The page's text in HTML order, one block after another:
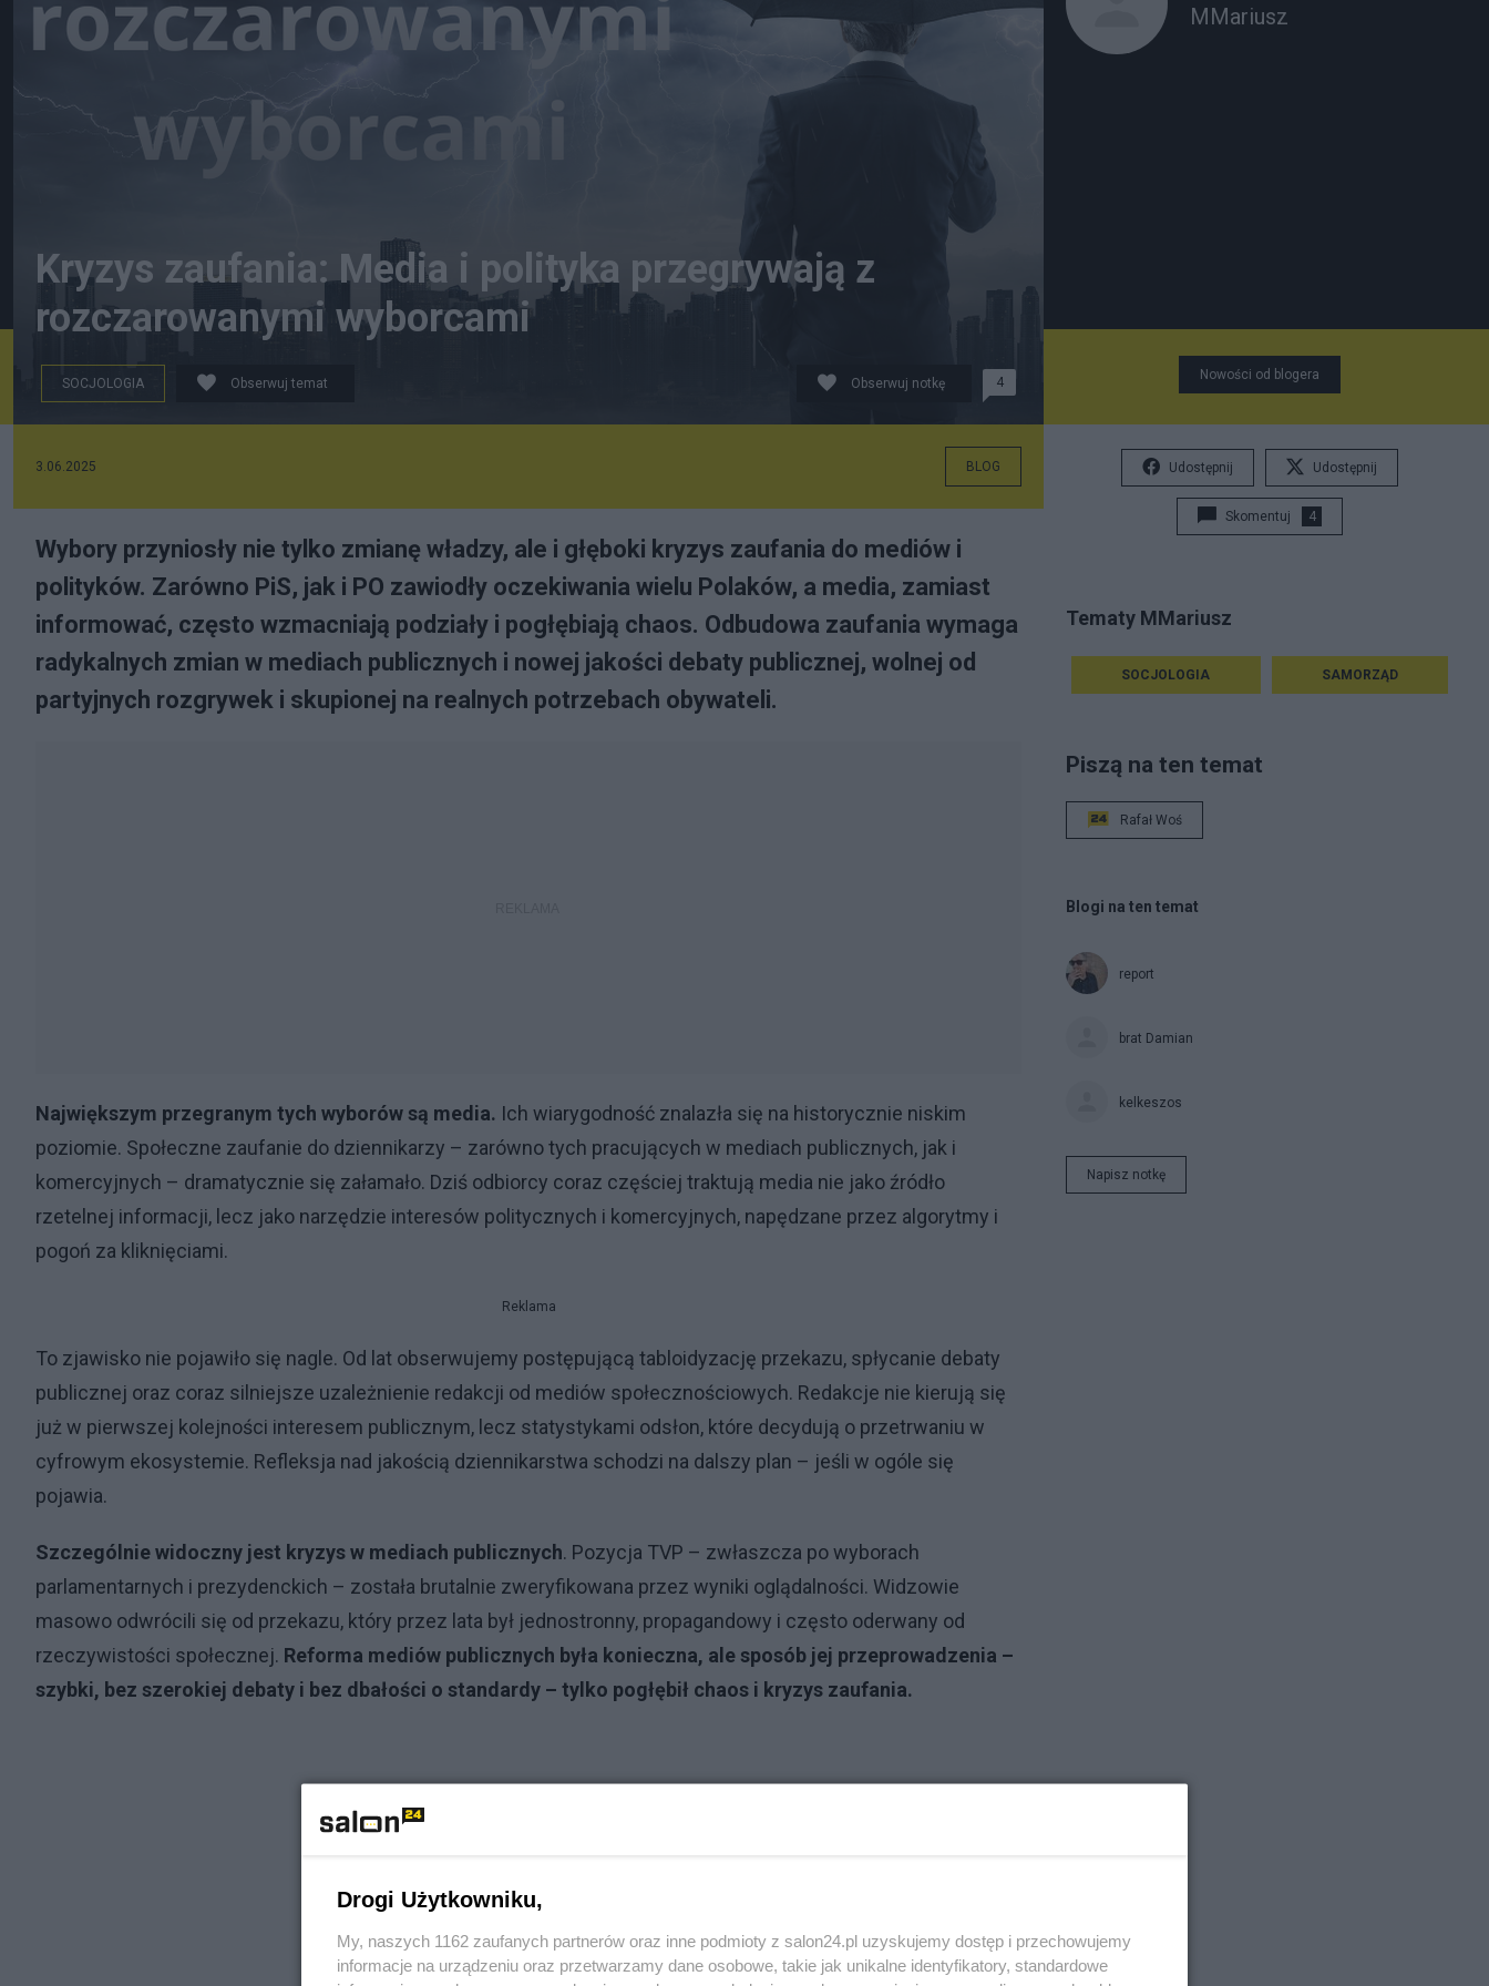
Kryzys zaufania: Media i polityka przegrywają z
rozczarowanymi wyborcami
SOCJOLOGIA Obserwuj temat Obserwuj notkę 4
3.06.2025 BLOG
Wybory przyniosły nie tylko zmianę władzy, ale i głęboki kryzys zaufania do mediów i
polityków. Zarówno PiS, jak i PO zawiodły oczekiwania wielu Polaków, a media, zamiast
informować, często wzmacniają podziały i pogłębiają chaos. Odbudowa zaufania wymaga
radykalnych zmian w mediach publicznych i nowej jakości debaty publicznej, wolnej od
partyjnych rozgrywek i skupionej na realnych potrzebach obywateli.
Największym przegranym tych wyborów są media. Ich wiarygodność znalazła się na historycznie niskim
poziomie. Społeczne zaufanie do dziennikarzy – zarówno tych pracujących w mediach publicznych, jak i
komercyjnych – dramatycznie się załamało. Dziś odbiorcy coraz częściej traktują media nie jako źródło
rzetelnej informacji, lecz jako narzędzie interesów politycznych i komercyjnych, napędzane przez algorytmy i
pogoń za kliknięciami.
Reklama
To zjawisko nie pojawiło się nagle. Od lat obserwujemy postępującą tabloidyzację przekazu, spłycanie debaty
publicznej oraz coraz silniejsze uzależnienie redakcji od mediów społecznościowych. Redakcje nie kierują się
już w pierwszej kolejności interesem publicznym, lecz statystykami odsłon, które decydują o przetrwaniu w
cyfrowym ekosystemie. Refleksja nad jakością dziennikarstwa schodzi na dalszy plan – jeśli w ogóle się
pojawia.
Szczególnie widoczny jest kryzys w mediach publicznych. Pozycja TVP – zwłaszcza po wyborach
parlamentarnych i prezydenckich – została brutalnie zweryfikowana przez wyniki oglądalności. Widzowie
masowo odwrócili się od przekazu, który przez lata był jednostronny, propagandowy i często oderwany od
rzeczywistości społecznej. Reforma mediów publicznych była konieczna, ale sposób jej przeprowadzenia –
szybki, bez szerokiej debaty i bez dbałości o standardy – tylko pogłębił chaos i kryzys zaufania.
MMariusz
Nowości od blogera
Udostępnij Udostępnij
Skomentuj 4
Tematy MMariusz
SOCJOLOGIA SAMORZĄD
Piszą na ten temat
Rafał Woś
Blogi na ten temat
report
brat Damian
kelkeszos
Napisz notkę
Drogi Użytkowniku,
My, naszych 1162 zaufanych partnerów oraz inne podmioty z salon24.pl uzyskujemy dostęp i przechowujemy
informacje na urządzeniu oraz przetwarzamy dane osobowe, takie jak unikalne identyfikatory, standardowe